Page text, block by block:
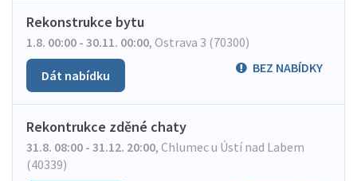
Rekonstrukce bytu
1.8. 00:00 - 30.11. 00:00, Ostrava 3 (70300)
BEZ NABÍDKY
Dát nabídku
Rekontrukce zděné chaty
31.8. 08:00 - 31.12. 20:00, Chlumec u Ústí nad Labem
(40339)